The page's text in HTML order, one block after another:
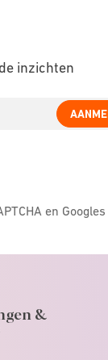
inzichten
en Googles
&